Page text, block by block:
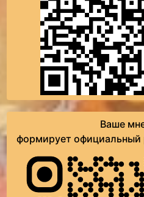
Ваше
формирует официальный